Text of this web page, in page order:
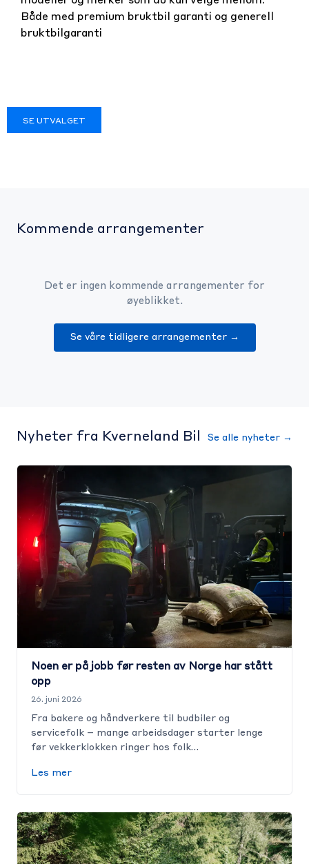
Både med premium bruktbil garanti og generell
bruktbilgaranti
SE UTVALGET
Kommende arrangementer
Det er ingen kommende arrangementer for
øyeblikket.
Se våre tidligere arrangementer →
Nyheter fra Kverneland Bil Se alle nyheter →
Noen er på jobb før resten av Norge har stått
opp
26. juni 2026
Fra bakere og håndverkere til budbiler og
servicefolk – mange arbeidsdager starter lenge
før vekkerklokken ringer hos folk…
Les mer